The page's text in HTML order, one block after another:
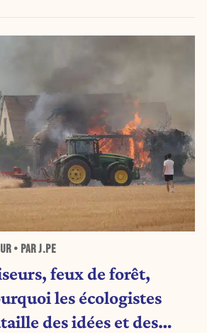
• PAR J.PE
feux de forêt,
les écologistes
des idées et des